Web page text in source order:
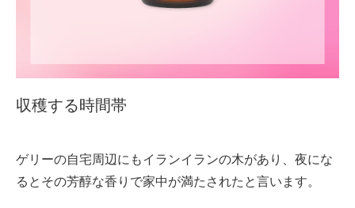
収穫する時間帯
ゲリーの自宅周辺にもイランイランの木があり、夜にな
るとその芳醇な香りで家中が満たされたと言います。